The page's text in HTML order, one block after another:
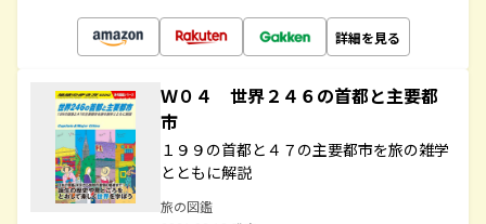
詳細を見る
Ｗ０４ 世界２４６の首都と主要都
市
１９９の首都と４７の主要都市を旅の雑学
とともに解説
旅の図鑑